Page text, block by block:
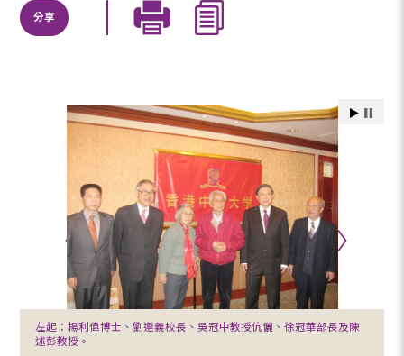
分享
左起：楊利偉博士、劉遵義校長、吳冠中教授伉儷、徐冠華部長及陳
述彭教授。